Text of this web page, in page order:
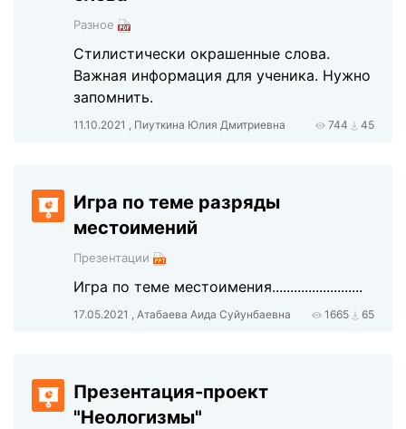
Разное
Стилистически окрашенные слова.
Важная информация для ученика. Нужно
запомнить.
11.10.2021 , Пиуткина Юлия Дмитриевна 744 45
Игра по теме разряды
местоимений
Презентации
Игра по теме местоимения.........................
17.05.2021 , Атабаева Аида Суйунбаевна 1665 65
Презентация-проект
"Неологизмы"